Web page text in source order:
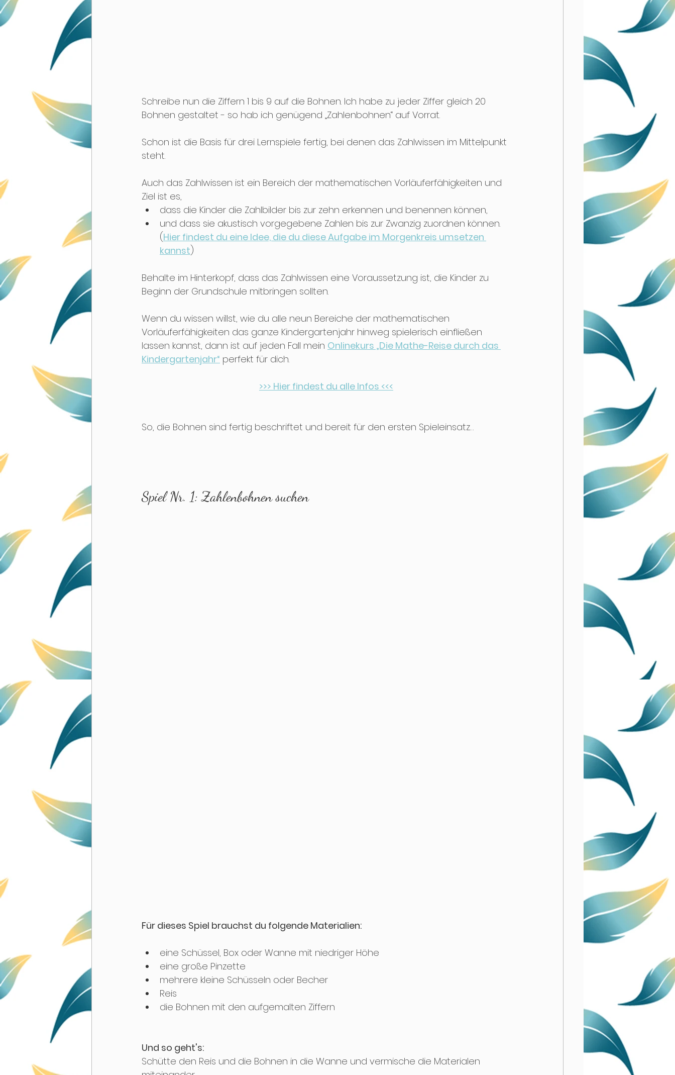
Schreibe nun die Ziffern 1 bis 9 auf die Bohnen. Ich habe zu jeder Ziffer gleich 20
Bohnen gestaltet - so hab ich genügend „Zahlenbohnen“ auf Vorrat.
Schon ist die Basis für drei Lernspiele fertig, bei denen das Zahlwissen im Mittelpunkt
steht.
Auch das Zahlwissen ist ein Bereich der mathematischen Vorläuferfähigkeiten und
Ziel ist es,
dass die Kinder die Zahlbilder bis zur zehn erkennen und benennen können,
und dass sie akustisch vorgegebene Zahlen bis zur Zwanzig zuordnen können.
(Hier findest du eine Idee, die du diese Aufgabe im Morgenkreis umsetzen
kannst)
Behalte im Hinterkopf, dass das Zahlwissen eine Voraussetzung ist, die Kinder zu
Beginn der Grundschule mitbringen sollten.
Wenn du wissen willst, wie du alle neun Bereiche der mathematischen
Vorläuferfähigkeiten das ganze Kindergartenjahr hinweg spielerisch einfließen
lassen kannst, dann ist auf jeden Fall mein Onlinekurs „Die Mathe-Reise durch das
Kindergartenjahr“ perfekt für dich.
>>> Hier findest du alle Infos <<<
So, die Bohnen sind fertig beschriftet und bereit für den ersten Spieleinsatz…
Spiel Nr. 1: Zahlenbohnen suchen
Für dieses Spiel brauchst du folgende Materialien:
eine Schüssel, Box oder Wanne mit niedriger Höhe
eine große Pinzette
mehrere kleine Schüsseln oder Becher
Reis
die Bohnen mit den aufgemalten Ziffern
Und so geht's:
Schütte den Reis und die Bohnen in die Wanne und vermische die Materialen